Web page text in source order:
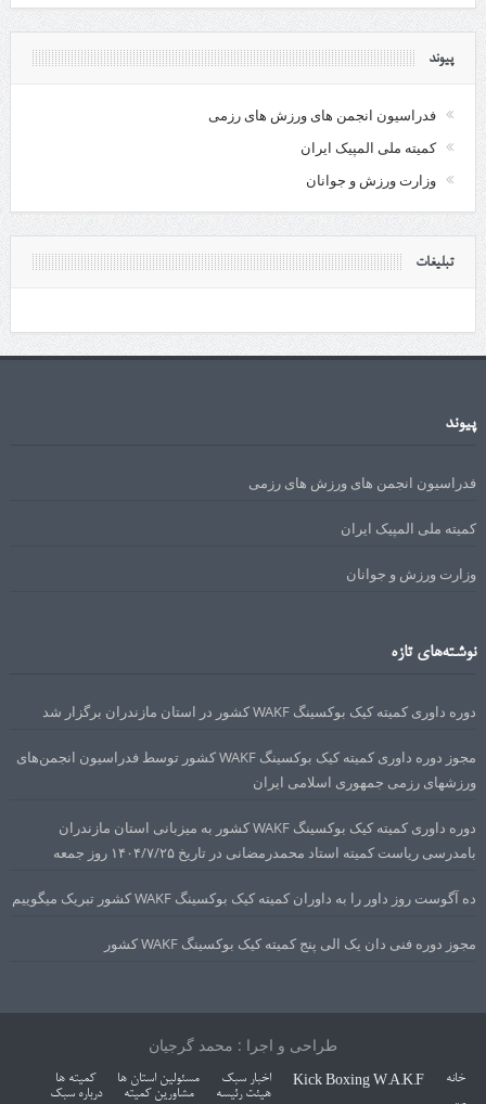
پیوند
فدراسیون انجمن های ورزش های رزمی
کمیته ملی المپیک ایران
وزارت ورزش و جوانان
تبلیغات
پیوند
فدراسیون انجمن های ورزش های رزمی
کمیته ملی المپیک ایران
وزارت ورزش و جوانان
نوشته‌های تازه
دوره داوری کمیته کیک بوکسینگ WAKF کشور در استان مازندران برگزار شد
مجوز دوره داوری کمیته کیک بوکسینگ WAKF کشور توسط فدراسیون انجمن‌های
ورزشهای رزمی جمهوری اسلامی ایران
دوره داوری کمیته کیک بوکسینگ WAKF کشور به میزبانی استان مازندران
بامدرسی ریاست کمیته استاد محمدرمضانی در تاریخ ۱۴۰۴/۷/۲۵ روز جمعه
ده آگوست روز داور را به داوران کمیته کیک بوکسینگ WAKF کشور تبریک میگوییم
مجوز دوره فنی دان یک الی پنج کمیته کیک بوکسینگ WAKF کشور
طراحی و اجرا : محمد گرجیان
خانه Kick Boxing W.A.K.F اخبار سبک مسئولین استان ها
کمیته ها
هیئت رئیسه
مشاورین کمیته
درباره سبک